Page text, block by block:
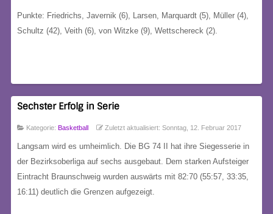
Punkte: Friedrichs, Javernik (6), Larsen, Marquardt (5), Müller (4),
Schultz (42), Veith (6), von Witzke (9), Wettschereck (2).
Sechster Erfolg in Serie
Kategorie: Basketball Zuletzt aktualisiert: Sonntag, 12. Februar 2017
Langsam wird es umheimlich. Die BG 74 II hat ihre Siegesserie in
der Bezirksoberliga auf sechs ausgebaut. Dem starken Aufsteiger
Eintracht Braunschweig wurden auswärts mit 82:70 (55:57, 33:35,
16:11) deutlich die Grenzen aufgezeigt.